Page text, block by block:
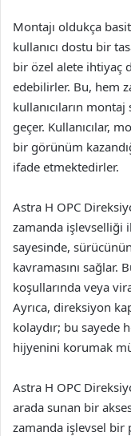
Montajı oldukça
kullanıcı dostu bir
bir özel alete ihtiyaç
edebilirler. Bu, hem
kullanıcıların
geçer. Kullanıcılar,
bir görünüm
ifade etmektedirler.
Astra H OPC
zamanda işlevselliği
sayesinde,
kavramasını sağlar.
koşullarında veya
Ayrıca, direksiyon
kolaydır; bu sayede
hijyenini korumak
Astra H OPC
arada sunan bir
zamanda işlevsel bir